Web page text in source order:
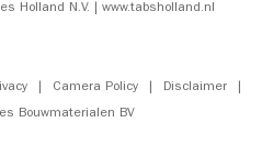
Holland N.V. | www.tabsholland.nl
Camera Policy Disclaimer
Bouwmaterialen BV